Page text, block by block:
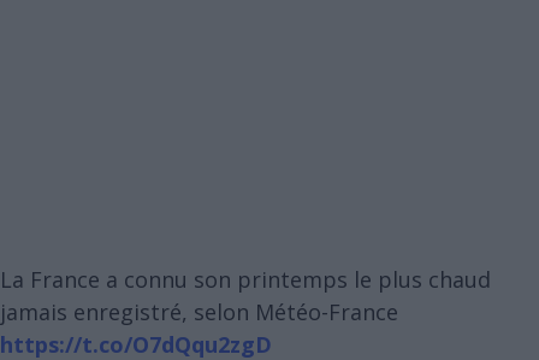
La France a connu son printemps le plus chaud
jamais enregistré, selon Météo-France
https://t.co/O7dQqu2zgD